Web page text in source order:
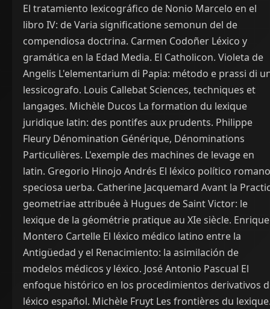
El tratamiento lexicográfico de Nonio Marcelo en el
libro IV: de Varia significatione semonun del de
compendiosa doctrina. Carmen Codoñer Léxico y
gramática en la Edad Media. El Catholicon. Violeta de
Angelis L'elementarium di Papia: método e prassi di
lessicografo. Louis Callebat Sciences, techniques et
langages. Michèle Ducos La formation du lexique
juridique latin: des pontifes aux prudents. Philippe
Fleury Dénomination Générique, Dénominations
Particulières. L'exemple des machines de levage en
latin. Gregorio Hinojo Andrés El léxico político
speciosa uerba. Catherine Jacquemard Avant la
geometriae attribuée à Hugues de Saint Victor: le
lexique de la géométrie pratique au XIe siècle. Enrique
Montero Cartelle El léxico médico latino entre la
Antigüedad y el Renacimiento: la asimilación de
modelos médicos y léxico. José Antonio Pascual El
enfoque histórico en los procedimientos derivativos
léxico español. Michèle Fruyt Les frontières du